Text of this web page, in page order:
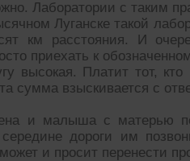
Лаборатории с таким
Луганске такой
км расстояния. И
приехать к
высокая. Платит тот,
сумма взыскивается с
и малыша с матерью
дороги им
и просит перенести